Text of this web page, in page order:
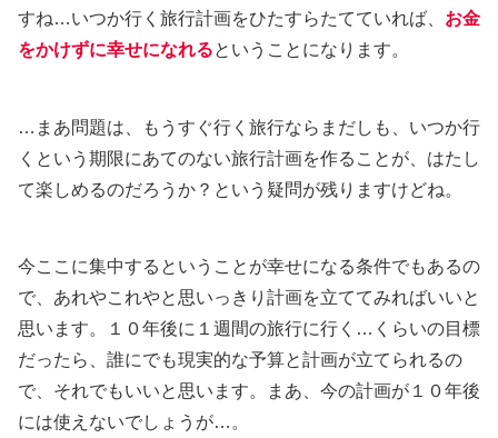
すね…いつか行く旅行計画をひたすらたてていれば、 お金
をかけずに幸せになれるということになります。
…まあ問題は、もうすぐ行く旅行ならまだしも、いつか行
くという期限にあてのない旅行計画を作ることが、はたし
て楽しめるのだろうか？という疑問が残りますけどね。
今ここに集中するということが幸せになる条件でもあるの
で、あれやこれやと思いっきり計画を立ててみればいいと
思います。１０年後に１週間の旅行に行く…くらいの目標
だったら、誰にでも現実的な予算と計画が立てられるの
で、それでもいいと思います。まあ、今の計画が１０年後
には使えないでしょうが…。